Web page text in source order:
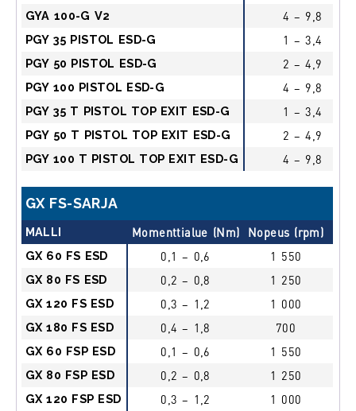
GYA 100-G V2 4 – 9,8
PGY 35 PISTOL ESD-G 1 – 3,4
PGY 50 PISTOL ESD-G 2 – 4,9
PGY 100 PISTOL ESD-G 4 – 9,8
PGY 35 T PISTOL TOP EXIT ESD-G 1 – 3,4
PGY 50 T PISTOL TOP EXIT ESD-G 2 – 4,9
PGY 100 T PISTOL TOP EXIT ESD-G 4 – 9,8
GX FS-SARJA
MALLI Momenttialue (Nm) Nopeus (rpm)
GX 60 FS ESD 0,1 – 0,6 1 550
GX 80 FS ESD 0,2 – 0,8 1 250
GX 120 FS ESD 0,3 – 1,2 1 000
GX 180 FS ESD 0,4 – 1,8 700
GX 60 FSP ESD 0,1 – 0,6 1 550
GX 80 FSP ESD 0,2 – 0,8 1 250
GX 120 FSP ESD 0,3 – 1,2 1 000